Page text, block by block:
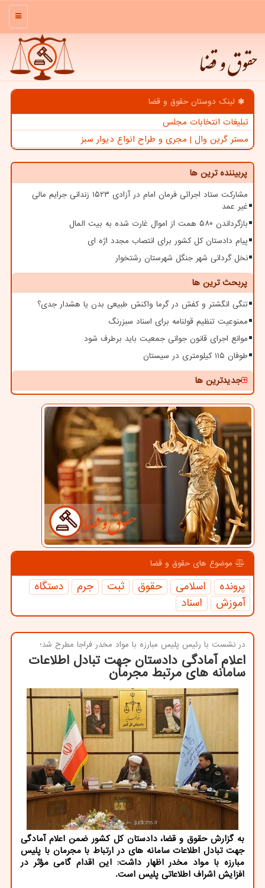
منو
حقوق و قضا
لینک دوستان حقوق و قضا
تبلیغات انتخابات مجلس
مستر گرین وال | مجری و طراح انواع دیوار سبز
پربیننده ترین ها
مشارکت ستاد اجرائی فرمان امام در آزادی ۱۵۲۳ زندانی جرایم مالی
غیر عمد
بازگرداندن ۵۸۰ همت از اموال غارت شده به بیت المال
پیام دادستان کل کشور برای انتصاب مجدد اژه ای
نخل گردانی شهر جنگل شهرستان رشتخوار
پربحث ترین ها
تنگی انگشتر و کفش در گرما واکنش طبیعی بدن یا هشدار جدی؟
ممنوعیت تنظیم قولنامه برای اسناد سبزرنگ
موانع اجرای قانون جوانی جمعیت باید برطرف شود
طوفان ۱۱۵ کیلومتری در سیستان
جدیدترین ها
موضوع های حقوق و قضا
پرونده اسلامی حقوق ثبت جرم
دستگاه
آموزش
اسناد
در نشست با رئیس پلیس مبارزه با مواد مخدر فراجا مطرح شد؛
اعلام آمادگی دادستان جهت تبادل اطلاعات
سامانه های مرتبط مجرمان
به گزارش حقوق و قضا، دادستان کل کشور ضمن اعلام آمادگی
جهت تبادل اطلاعات سامانه های در ارتباط با مجرمان با پلیس
مبارزه با مواد مخدر اظهار داشت: این اقدام گامی مؤثر در
افزایش اشراف اطلاعاتی پلیس است.